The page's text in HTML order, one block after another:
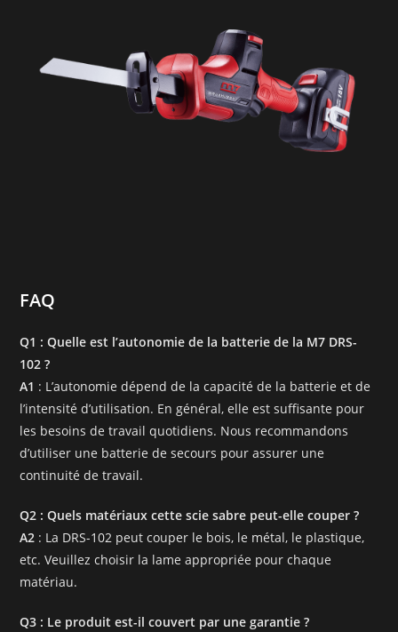
FAQ
Q1 : Quelle est l’autonomie de la batterie de la M7 DRS-
102 ?
A1 : L’autonomie dépend de la capacité de la batterie et de
l’intensité d’utilisation. En général, elle est suffisante pour
les besoins de travail quotidiens. Nous recommandons
d’utiliser une batterie de secours pour assurer une
continuité de travail.
Q2 : Quels matériaux cette scie sabre peut-elle couper ?
A2 : La DRS-102 peut couper le bois, le métal, le plastique,
etc. Veuillez choisir la lame appropriée pour chaque
matériau.
Q3 : Le produit est-il couvert par une garantie ?